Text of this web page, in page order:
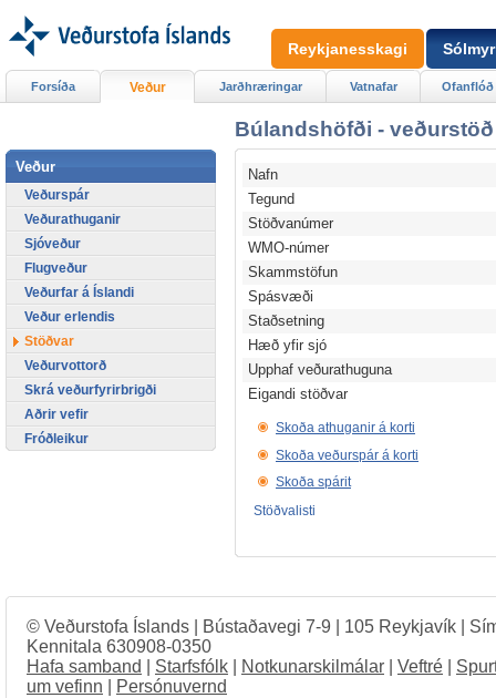
Búlandshöfði -
Nafn
Tegund
Stöðvanúmer
WMO-númer
Skammstöfun
Spásvæði
Staðsetning
Hæð yfir sjó
Upphaf veðurathuguna
Eigandi stöðvar
Skoða athuganir á korti
Skoða veðurspár á korti
Skoða spárit
Stöðvalisti
Forsíða Veður Jarðhræringar Vatnafar Ofanflóð
Veður
Veðurspár
Veðurathuganir
Sjóveður
Flugveður
Veðurfar á Íslandi
Veður erlendis
Stöðvar
Veðurvottorð
Skrá veðurfyrirbrigði
Aðrir vefir
Fróðleikur
Reykjanesskagi
© Veðurstofa Íslands | Bústaðavegi 7-9 | 105 Reykjavík |
Kennitala 630908-0350
Hafa samband
Starfsfólk Notkunarskilmálar Veftré
um vefinn
Persónuvernd